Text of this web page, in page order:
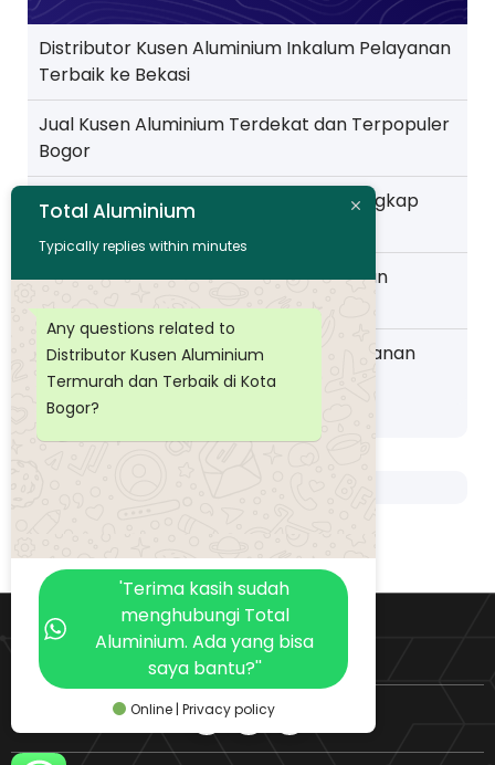
Distributor Kusen Aluminium Inkalum Pelayanan
Terbaik ke Bekasi
Jual Kusen Aluminium Terdekat dan Terpopuler
Bogor
Jual Kusen Aluminium Batangan Terlengkap
Pelayanan ke Jakarta
Toko Kusen Aluminium Murah Pelayanan
Wilayah Pemalang
Distributor Kusen Aluminium Murah layanan
Wilayah Purwokerto
Total Aluminium
Typically replies within minutes
Any questions related to
Distributor Kusen Aluminium
Termurah dan Terbaik di Kota
Bogor?
'Terima kasih sudah
menghubungi Total
Aluminium. Ada yang bisa
saya bantu?''
Online | Privacy policy